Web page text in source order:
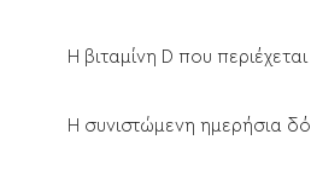
Η βιταμίνη D που
Η συνιστώμενη ημερήσια